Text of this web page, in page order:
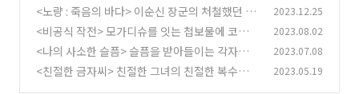
<노량 : 죽음의 바다> 이순신 장군의 처철했던 마
지막 전투, 하지만 아쉬움이 남는 영화. (0)
2023.12.25
<비공식 작전> 모가디슈를 잇는 첩보물에 코믹을
한 스푼 더한.. (GV후기) (1)
2023.08.02
<나의 사소한 슬픔> 슬픔을 받아들이는 각자의
방식... (0)
2023.07.08
<친절한 금자씨> 친절한 그녀의 친절한 복수극. 2023.05.19